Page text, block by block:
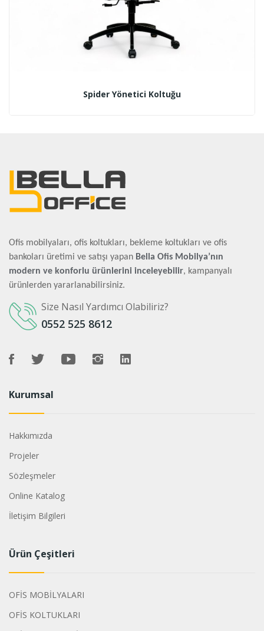
Spider Yönetici Koltuğu
Ofis mobilyaları, ofis koltukları, bekleme koltukları ve ofis
bankoları üretimi ve satışı yapan Bella Ofis Mobilya’nın
modern ve konforlu ürünlerini inceleyebilir, kampanyalı
ürünlerden yararlanabilirsiniz.
Size Nasıl Yardımcı Olabiliriz?
0552 525 8612
Kurumsal
Hakkımızda
Projeler
Sözleşmeler
Online Katalog
İletişim Bilgileri
Ürün Çeşitleri
OFİS MOBİLYALARI
OFİS KOLTUKLARI